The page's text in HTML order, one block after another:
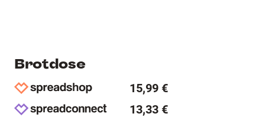
Brotdose
15,99 €
13,33 €